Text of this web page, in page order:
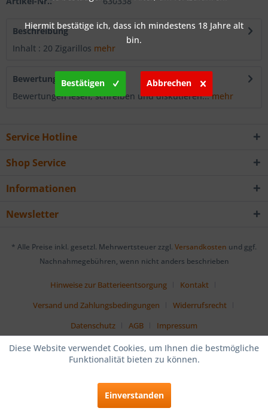
Beschreibung
Inhalt : 20 Zigarillos mehr
Bewertungen
0
Bewertungen lesen, schreiben und diskutieren...mehr
Service Hotline
Shop Service
Informationen
Newsletter
* Alle Preise inkl. gesetzl. Mehrwertsteuer zzgl. Versandkosten und ggf.
Nachnahmegebühren, wenn nicht anders beschrieben
Hinweise zur Batterieentsorgung
Kontakt
Versand und Zahlungsbedingungen
Widerrufsrecht
Datenschutz
AGB Impressum
Diese Website verwendet Cookies, um Ihnen die bestmögliche
Funktionalität bieten zu können.
Einverstanden
Hiermit bestätige ich, dass ich mindestens 18 Jahre alt
bin.
Bestätigen Abbrechen